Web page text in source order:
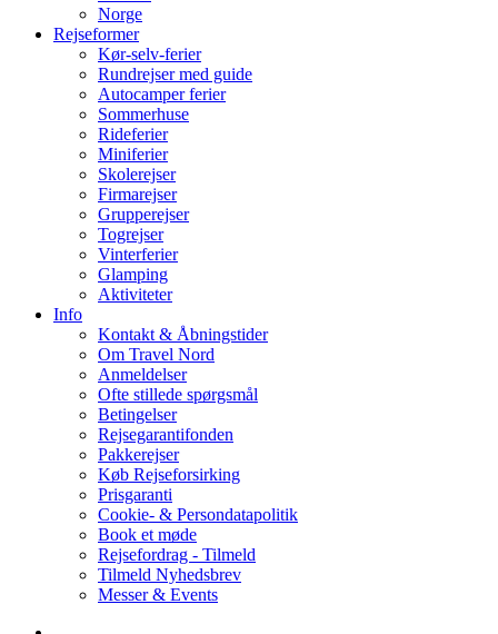
Norge
Rejseformer
Kør-selv-ferier
Rundrejser med guide
Autocamper ferier
Sommerhuse
Rideferier
Miniferier
Skolerejser
Firmarejser
Grupperejser
Togrejser
Vinterferier
Glamping
Aktiviteter
Info
Kontakt & Åbningstider
Om Travel Nord
Anmeldelser
Ofte stillede spørgsmål
Betingelser
Rejsegarantifonden
Pakkerejser
Køb Rejseforsirking
Prisgaranti
Cookie- & Persondatapolitik
Book et møde
Rejsefordrag - Tilmeld
Tilmeld Nyhedsbrev
Messer & Events